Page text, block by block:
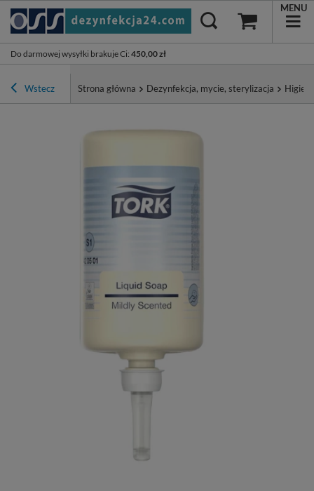
Do darmowej wysyłki brakuje Ci: 450,00 zł
MENU
Wstecz Strona główna Dezynfekcja, mycie, sterylizacja